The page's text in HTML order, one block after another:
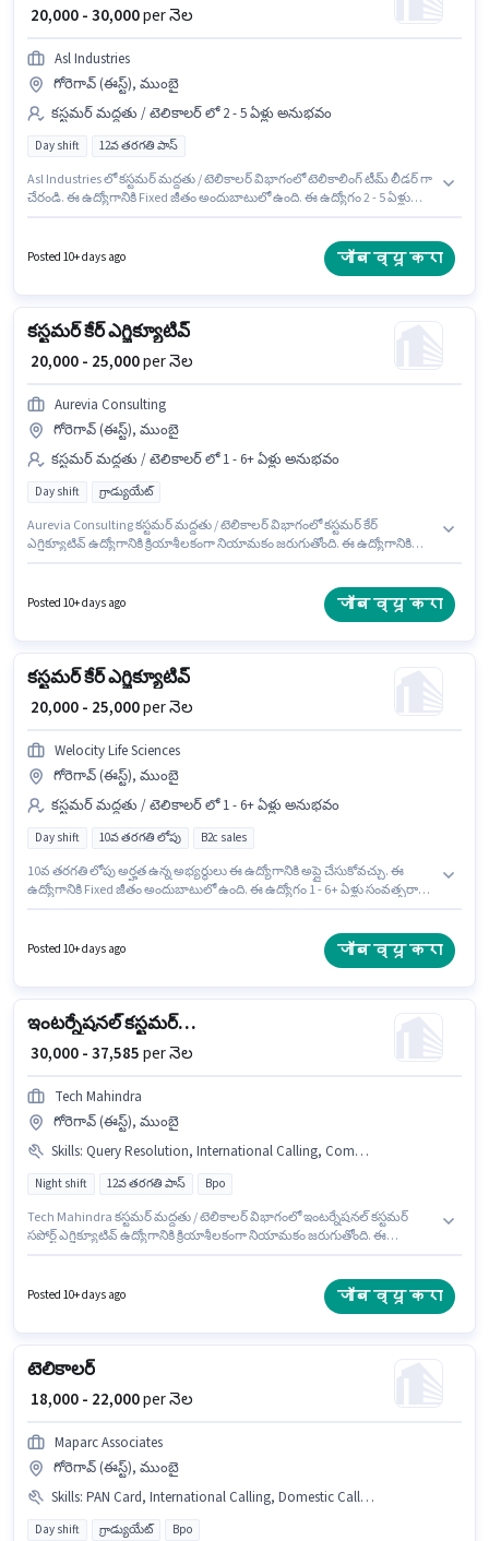
₹ 20,000 - 30,000per నెల
Asl Industries
గోరెగావ్ (ఈస్ట్), ముంబై
కస్టమర్ మద్దతు / టెలికాలర్ లో 2 - 5 ఏళ్లు అనుభవం
Day shift 12వ తరగతి పాస్
Asl Industries లో కస్టమర్ మద్దతు / టెలికాలర్ విభాగంలో టెలికాలింగ్ టీమ్ లీడర్ గా
చేరండి. ఈ ఉద్యోగానికి Fixed జీతం అందుబాటులో ఉంది. ఈ ఉద్యోగం 2 - 5 ఏళ్లు
దరఖాస్తుదారులు కనీసం 12వ తరగతి పాస్ డిగ్రీ లేదా సర్టిఫికెట్ కలిగి ఉండాలి. ఈ
ఉద్యోగం Full Time ప్రాతిపదికపై, DAY shift మరియు వారానికి 6 days working
Posted 10+ days ago जॉब व्यू करा
కస్టమర్ కేర్ ఎగ్జిక్యూటివ్
₹ 20,000 - 25,000per నెల
Aurevia Consulting
గోరెగావ్ (ఈస్ట్), ముంబై
కస్టమర్ మద్దతు / టెలికాలర్ లో 1 - 6+ ఏళ్లు అనుభవం
Day shift గ్రాడ్యుయేట్
Aurevia Consulting కస్టమర్ మద్దతు / టెలికాలర్ విభాగంలో కస్టమర్ కేర్
ఎగ్జిక్యూటివ్ ఉద్యోగానికి క్రియాశీలకంగా నియామకం జరుగుతోంది. ఈ ఉద్యోగానికి
ఉంది. దరఖాస్తుదారులు కనీసం గ్రాడ్యుయేట్ డిగ్రీ లేదా సర్టిఫికెట్ కలిగి ఉండాలి. ఈ
ఉద్యోగం Full Time ప్రాతిపదికపై, DAY shift మరియు వారానికి 6 days working
Posted 10+ days ago जॉब व्यू करा
కస్టమర్ కేర్ ఎగ్జిక్యూటివ్
₹ 20,000 - 25,000per నెల
Welocity Life Sciences
గోరెగావ్ (ఈస్ట్), ముంబై
కస్టమర్ మద్దతు / టెలికాలర్ లో 1 - 6+ ఏళ్లు అనుభవం
Day shift 10వ తరగతి లోపు B2c sales
10వ తరగతి లోపు అర్హత ఉన్న అభ్యర్థులు ఈ ఉద్యోగానికి అప్లై చేసుకోవచ్చు. ఈ
ఉద్యోగానికి Fixed జీతం అందుబాటులో ఉంది. ఈ ఉద్యోగం 1 - 6+ ఏళ్లు సంవత్సరాల
Sciences కస్టమర్ మద్దతు / టెలికాలర్ విభాగంలో కస్టమర్ కేర్ ఎగ్జిక్యూటివ్
ఉద్యోగానికి క్రియాశీలకంగా నియామకం జరుగుతోంది. ఈ ఉద్యోగం Full Time
Posted 10+ days ago जॉब व्यू करा
ఇంటర్నేషనల్ కస్టమర్ సపోర్ట్ ఎగ్జిక్యూటివ్
₹ 30,000 - 37,585per నెల
Tech Mahindra
గోరెగావ్ (ఈస్ట్), ముంబై
Skills: Query Resolution, International Calling, Computer Knowledge
Night shift 12వ తరగతి పాస్ Bpo
Tech Mahindra కస్టమర్ మద్దతు / టెలికాలర్ విభాగంలో ఇంటర్నేషనల్ కస్టమర్
సపోర్ట్ ఎగ్జిక్యూటివ్ ఉద్యోగానికి క్రియాశీలకంగా నియామకం జరుగుతోంది. ఈ
ఉద్యోగానికి అభ్యర్థులు తప్పనిసరిగా 12వ తరగతి పాస్ డిగ్రీ/సర్టిఫికెట్ కలిగి ఉండాలి.
ఈ ఉద్యోగానికి అర్హత పొందేందుకు అభ్యర్థికి Computer Knowledge, International
Posted 10+ days ago जॉब व्यू करा
టెలికాలర్
₹ 18,000 - 22,000per నెల
Maparc Associates
గోరెగావ్ (ఈస్ట్), ముంబై
Skills: PAN Card, International Calling, Domestic Calling, Query Resolution, Aadhar Card, Computer Knowledge, Bank Account
Day shift గ్రాడ్యుయేట్ Bpo